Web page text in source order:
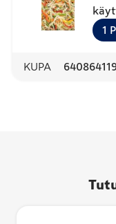
1
KUPA